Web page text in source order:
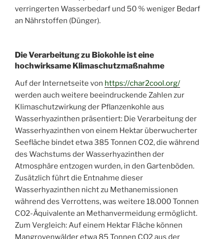
verringerten Wasserbedarf und 50 % weniger Bedarf
an Nährstoffen (Dünger).
Die Verarbeitung zu Biokohle ist eine
hochwirksame Klimaschutzmaßnahme
Auf der Internetseite von https://char2cool.org/
werden auch weitere beeindruckende Zahlen zur
Klimaschutzwirkung der Pflanzenkohle aus
Wasserhyazinthen präsentiert: Die Verarbeitung der
Wasserhyazinthen von einem Hektar überwucherter
Seefläche bindet etwa 385 Tonnen CO2, die während
des Wachstums der Wasserhyazinthen der
Atmosphäre entzogen wurden, in den Gartenböden.
Zusätzlich führt die Entnahme dieser
Wasserhyazinthen nicht zu Methanemissionen
während des Verrottens, was weitere 18.000 Tonnen
CO2-Äquivalente an Methanvermeidung ermöglicht.
Zum Vergleich: Auf einem Hektar Fläche können
Mangrovenwälder etwa 85 Tonnen CO2 aus der